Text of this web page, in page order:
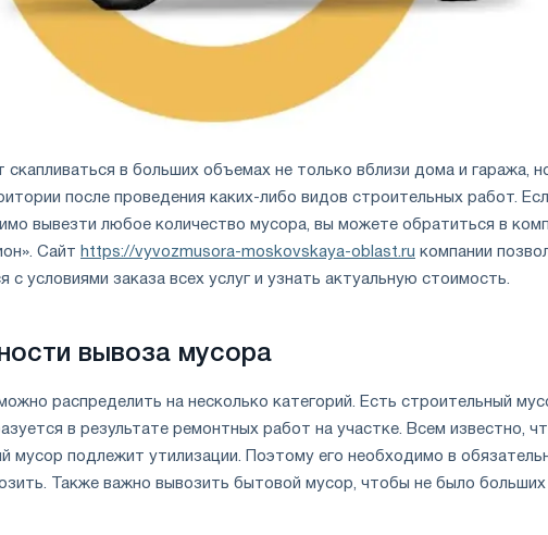
в больших объемах не только вблизи дома и гаража,
после проведения каких-либо видов строительных работ.
вывезти любое количество мусора, вы можете обратиться в
Сайт https://vyvozmusora-moskovskaya-oblast.ru компании
с условиями заказа всех услуг и узнать актуальную стоимость.
вывоза мусора
распределить на несколько категорий. Есть строительный
в результате ремонтных работ на участке. Всем известно,
мусор подлежит утилизации. Поэтому его необходимо в
Также важно вывозить бытовой мусор, чтобы не было больших